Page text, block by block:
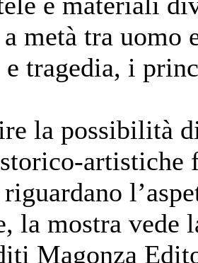
metà tra uomo
e tragedia, i
la possibilità
artistiche
la mostra vede
Magonza